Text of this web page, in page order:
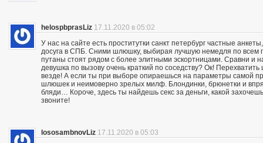
helospbprasLiz 17.11.2020 в 05:02
У нас на сайте есть проститутки санкт петербург частные
досуга в СПБ. Сними шлюшку, выбирая лучшую немедля по всем
путаны стоят рядом с более элитными эскортницами. Сравни и
девушка по вызову очень краткий по соседству? Ок!
везде! А если ты при выборе опираешься на параметры самой
шлюшек и неимоверно зрелых милф. Блондинки, брюнетки и
бляди… Короче, здесь ты найдешь секс за деньги, какой
звоните!
lososambnovLiz 17.11.2020 в 05:03